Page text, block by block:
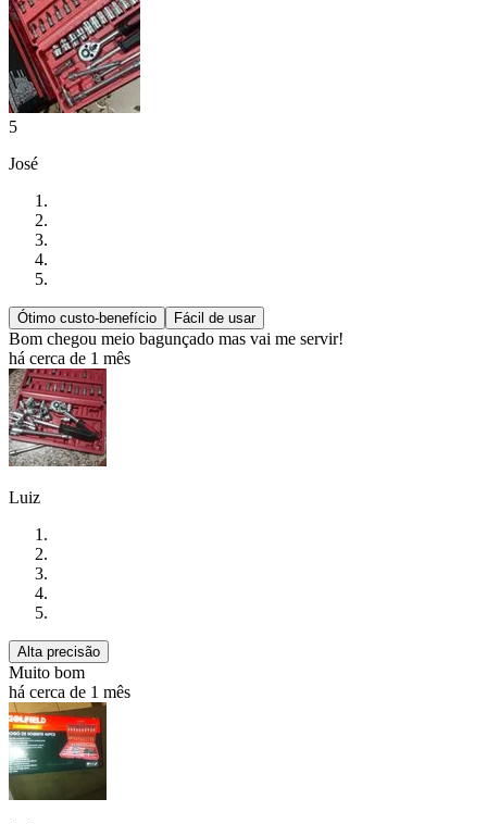
5
José
Ótimo custo-benefício Fácil de usar
Bom chegou meio bagunçado mas vai me servir!
há cerca de 1 mês
Luiz
Alta precisão
Muito bom
há cerca de 1 mês